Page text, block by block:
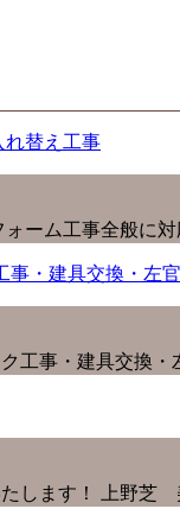
ーム工事全般に
工事・建具交換
たします！ 上野